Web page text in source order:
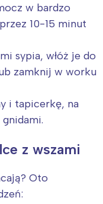
w bardzo
10-15 minut
sypia, włóż je do
zamknij w worku
i tapicerkę, na
z wszami
Oto